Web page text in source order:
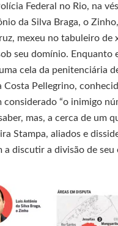
Federal no Rio, na
da Silva Braga, o
mexeu no tabuleiro de
seu domínio. Enquanto
cela da penitenciária
Costa Pellegrino,
considerado “o inimigo
mas, a cerca de um
Stampa, aliados e
a discutir a divisão de seu